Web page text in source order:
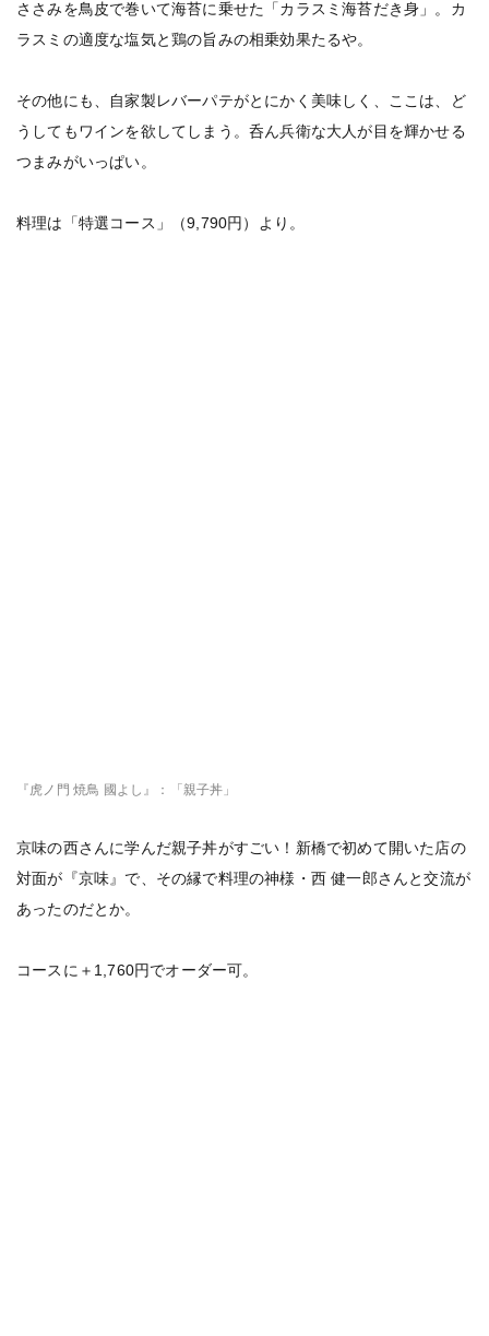
ささみを鳥皮で巻いて海苔に乗せた「カラスミ海苔だき身」。カ
ラスミの適度な塩気と鶏の旨みの相乗効果たるや。
その他にも、自家製レバーパテがとにかく美味しく、ここは、ど
うしてもワインを欲してしまう。呑ん兵衛な大人が目を輝かせる
つまみがいっぱい。
料理は「特選コース」（9,790円）より。
『虎ノ門 焼鳥 國よし』：「親子丼」
京味の西さんに学んだ親子丼がすごい！新橋で初めて開いた店の
対面が『京味』で、その縁で料理の神様・西 健一郎さんと交流が
あったのだとか。
コースに＋1,760円でオーダー可。